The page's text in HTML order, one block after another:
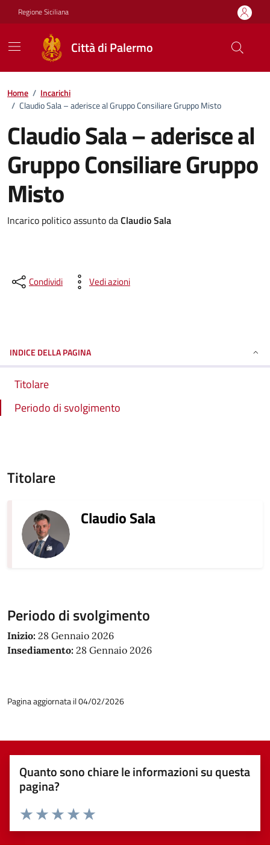
Vai ai contenuti
Vai al footer
Regione Siciliana
Città di Palermo
Home / Incarichi
/ Claudio Sala – aderisce al Gruppo Consiliare Gruppo Misto
Claudio Sala – aderisce al
Gruppo Consiliare Gruppo
Misto
Incarico politico assunto daClaudio Sala
Condividi Vedi azioni
INDICE DELLA PAGINA
Titolare
Periodo di svolgimento
Titolare
Claudio Sala
Periodo di svolgimento
Inizio: 28 Gennaio 2026
Insediamento: 28 Gennaio 2026
Pagina aggiornata il 04/02/2026
Quanto sono chiare le informazioni su questa
pagina?
Valuta 5 stelle su 5
Valuta 4 stelle su 5
Valuta 3 stelle su 5
Valuta 2 stelle su 5
Valuta 1 stelle su 5